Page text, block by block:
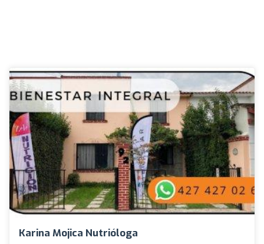
Karina Mojica Nutrióloga